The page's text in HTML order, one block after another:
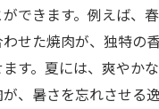
できます。例えば、
せた焼肉が、独特の
す。夏には、爽やか
、暑さを忘れさせる